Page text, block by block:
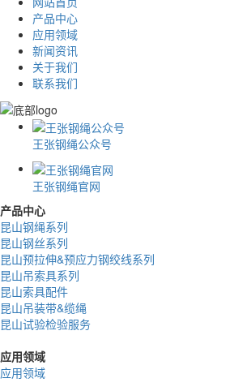
产品中心
应用领域
新闻资讯
关于我们
联系我们
王张钢绳公众号
王张钢绳官网
产品中心
昆山钢绳系列
昆山钢丝系列
昆山预拉伸&预应力钢绞线系列
昆山吊索具系列
昆山索具配件
昆山吊装带&缆绳
昆山试验检验服务
应用领域
应用领域